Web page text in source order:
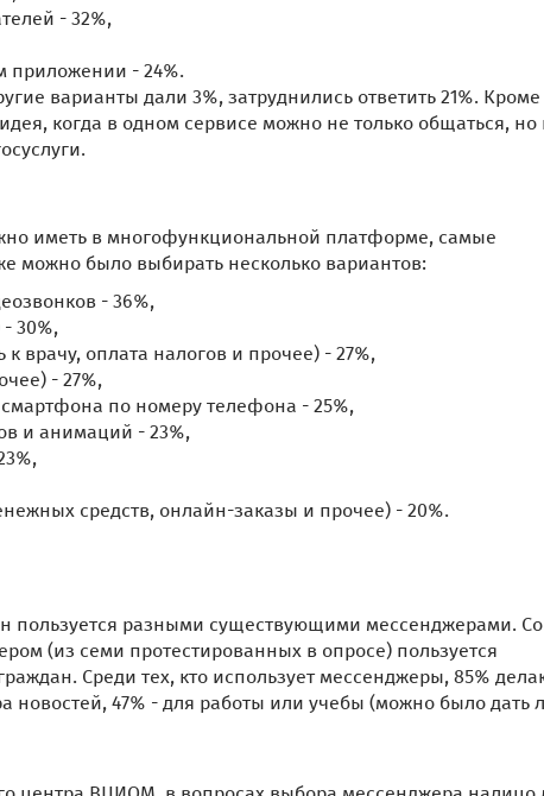
- 32%,
приложении - 24%.
варианты дали 3%, затруднились ответить 21%. Кроме
когда в одном сервисе можно не только общаться, но
иметь в многофункциональной платформе, самые
можно было выбирать несколько вариантов:
- 36%,
30%,
врачу, оплата налогов и прочее) - 27%,
- 27%,
по номеру телефона - 25%,
и анимаций - 23%,
средств, онлайн-заказы и прочее) - 20%.
пользуется разными существующими мессенджерами.
(из семи протестированных в опросе) пользуется
Среди тех, кто использует мессенджеры, 85%
новостей, 47% - для работы или учебы (можно было дать